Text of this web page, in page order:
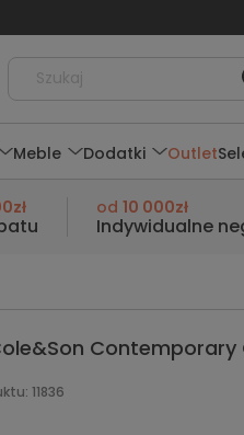
Meble Dodatki Outlet
od 10 000zł
Indywidualne
Contemporary
11836